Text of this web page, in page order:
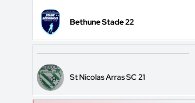
Bethune Stade 22
St Nicolas Arras SC 21